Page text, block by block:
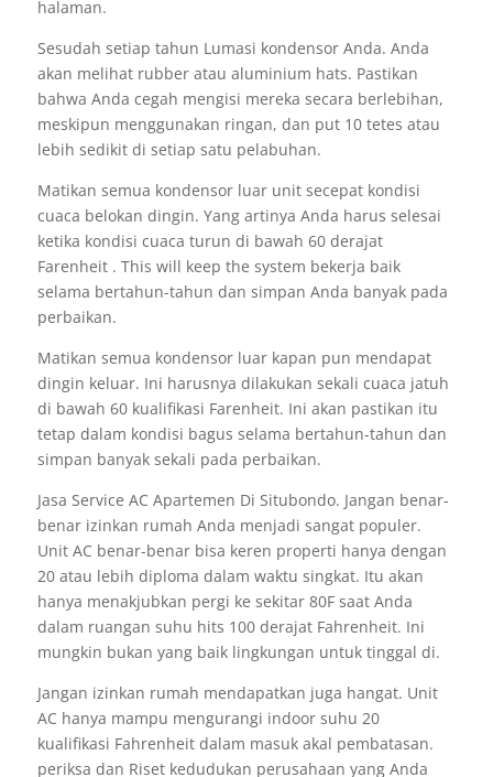
halaman.
Sesudah setiap tahun Lumasi kondensor Anda. Anda
akan melihat rubber atau aluminium hats. Pastikan
bahwa Anda cegah mengisi mereka secara berlebihan,
meskipun menggunakan ringan, dan put 10 tetes atau
lebih sedikit di setiap satu pelabuhan.
Matikan semua kondensor luar unit secepat kondisi
cuaca belokan dingin. Yang artinya Anda harus selesai
ketika kondisi cuaca turun di bawah 60 derajat
Farenheit . This will keep the system bekerja baik
selama bertahun-tahun dan simpan Anda banyak pada
perbaikan.
Matikan semua kondensor luar kapan pun mendapat
dingin keluar. Ini harusnya dilakukan sekali cuaca jatuh
di bawah 60 kualifikasi Farenheit. Ini akan pastikan itu
tetap dalam kondisi bagus selama bertahun-tahun dan
simpan banyak sekali pada perbaikan.
Jasa Service AC Apartemen Di Situbondo. Jangan benar-
benar izinkan rumah Anda menjadi sangat populer.
Unit AC benar-benar bisa keren properti hanya dengan
20 atau lebih diploma dalam waktu singkat. Itu akan
hanya menakjubkan pergi ke sekitar 80F saat Anda
dalam ruangan suhu hits 100 derajat Fahrenheit. Ini
mungkin bukan yang baik lingkungan untuk tinggal di.
Jangan izinkan rumah mendapatkan juga hangat. Unit
AC hanya mampu mengurangi indoor suhu 20
kualifikasi Fahrenheit dalam masuk akal pembatasan.
periksa dan Riset kedudukan perusahaan yang Anda